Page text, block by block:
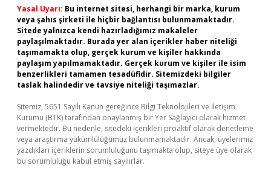
Yasal Uyarı: Bu internet sitesi, herhangi bir marka, kurum
veya şahıs şirketi ile hiçbir bağlantısı bulunmamaktadır.
Sitede yalnızca kendi hazırladığımız makaleler
paylaşılmaktadır. Burada yer alan içerikler haber niteliği
taşımamakta olup, gerçek kurum ve kişiler hakkında
paylaşım yapılmamaktadır. Gerçek kurum ve kişiler ile isim
benzerlikleri tamamen tesadüfidir. Sitemizdeki bilgiler
taslak halindedir ve tavsiye niteliği taşımazlar.
Sitemiz, 5651 Sayılı Kanun gereğince Bilgi Teknolojileri ve İletişim
Kurumu (BTK) tarafından onaylanmış bir Yer Sağlayıcı olarak hizmet
vermektedir. Bu nedenle, sitedeki içerikleri proaktif olarak denetleme
veya araştırma yükümlülüğümüz bulunmamaktadır. Ancak, üyelerimiz
yazdıkları içeriklerin sorumluluğunu taşımakta olup, siteye üye olarak
bu sorumluluğu kabul etmiş sayılırlar.